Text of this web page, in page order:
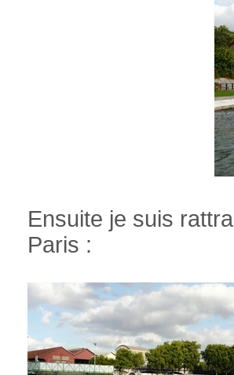
Ensuite je suis
Paris :